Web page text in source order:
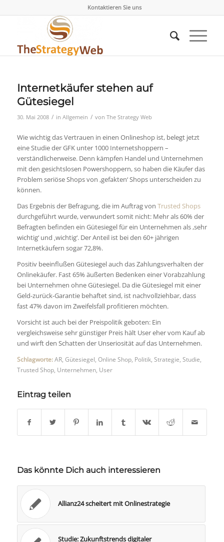
Kontaktieren Sie uns
Internetkäufer stehen auf
Gütesiegel
30. Mai 2008 / in Allgemein / von The Strategy Web
Wie wichtig das Vertrauen in einen Onlineshop ist, belegt jetzt
eine Studie der GFK unter 1000 Internetshoppern –
verständlicherweise. Denn kämpfen Handel und Unternehmen
mit den gesichtslosen Powershoppern, so haben die Käufer das
Problem seriöse Shops von ,gefakten‘ Shops unterscheiden zu
können.
Das Ergebnis der Befragung, die im Auftrag von Trusted Shops
durchgeführt wurde, verwundert somit nicht: Mehr als 60% der
Befragten befinden ein Gütesiegel für ein Unternehmen als ,sehr
wichtig‘ und ‚wichtig‘. Der Anteil ist bei den 60+ jährigen
Internetkäufern sogar 72,8%.
Positiv beeinflußen Gütesiegel auch das Zahlungsverhalten der
Onlinekäufer. Fast 65% äußerten Bedenken einer Vorabzahlung
bei Unternehmen ohne Gütesiegel. Da die Gütesiegel mit einer
Geld-zurück-Garantie behaftet sind, ist nachvollziehbar, dass
fast 47% davon im Zweifelsfall profitieren möchten.
Vorsicht ist auch bei der Preispolitik geboten: Ein
vergleichsweise sehr günstiger Preis hält User eher vom Kauf ab
und wirft den Schatten der Unseriosität auf das Unternehmen.
Schlagworte: AR, Gütesiegel, Online Shop, Politik, Strategie, Studie,
Trusted Shop, Unternehmen, User
Eintrag teilen
Das könnte Dich auch interessieren
Allianz24 scheitert mit Onlinestrategie
Studie: Zukunftstrends digitaler